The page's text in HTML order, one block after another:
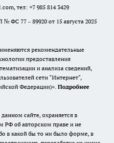
, тел: +7 985 814 3429
ФС 77 – 89920 от 15 августа 2025
рекомендательные
предоставления
и анализа сведений,
сети "Интернет",
Федерации)». Подробнее
сайте, охраняется в
РФ об авторском праве и не
в какой бы то ни было форме, в